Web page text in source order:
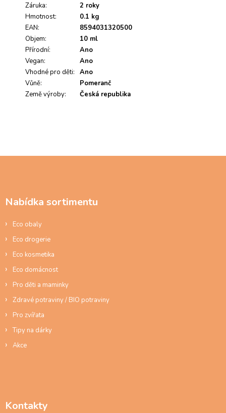
s
h
n
o
c
e
í
Záruka:
2 roky
Hmotnost:
0.1 kg
EAN:
8594031320500
Objem:
10 ml
Přírodní:
Ano
Vegan:
Ano
Vhodné pro děti:
Ano
Vůně:
Pomeranč
Země výroby: Česká republika
Nabídka sortimentu
Eco obaly
Eco drogerie
Eco kosmetika
Eco domácnost
Pro děti a maminky
Zdravé potraviny / BIO potraviny
Pro zvířata
Tipy na dárky
Akce
Kontakty